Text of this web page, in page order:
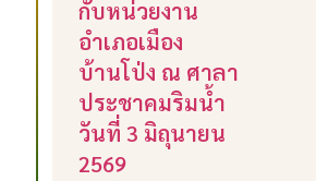
กับหน่วยงาน
อำเภอเมือง
บ้านโป่ง ณ ศาลา
ประชาคมริมน้ำ
วันที่ 3 มิถุนายน
2569